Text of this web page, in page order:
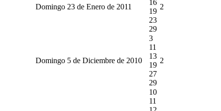
Domingo 23 de Enero de 2011
16
19
23
29
2
Domingo 5 de Diciembre de 2010
3
11
13
19
27
29
2
10
11